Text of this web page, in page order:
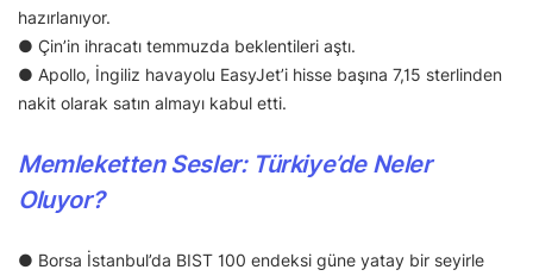
hazırlanıyor.
● Çin’in ihracatı temmuzda beklentileri aştı.
● Apollo, İngiliz havayolu EasyJet’i hisse başına 7,15 sterlinden
nakit olarak satın almayı kabul etti.
Memleketten Sesler: Türkiye’de Neler
Oluyor?
● Borsa İstanbul’da BIST 100 endeksi güne yatay bir seyirle